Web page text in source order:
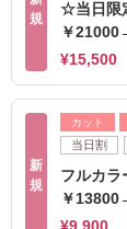
規
☆当日限
￥
¥15,500
新
規
カット
当日割
フルカ
￥